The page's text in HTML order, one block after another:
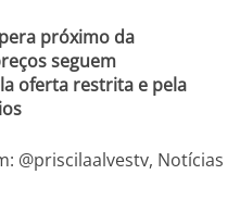
próximo da
seguem
oferta restrita e pela
@priscilaalvestv, Notícias